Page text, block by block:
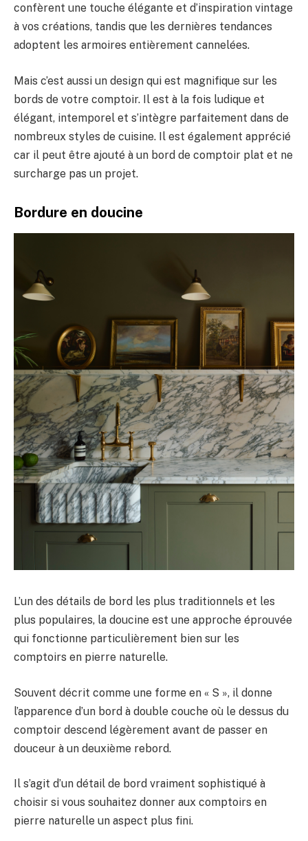
confèrent une touche élégante et d’inspiration vintage
à vos créations, tandis que les dernières tendances
adoptent les armoires entièrement cannelées.
Mais c’est aussi un design qui est magnifique sur les
bords de votre comptoir. Il est à la fois ludique et
élégant, intemporel et s’intègre parfaitement dans de
nombreux styles de cuisine. Il est également apprécié
car il peut être ajouté à un bord de comptoir plat et ne
surcharge pas un projet.
Bordure en doucine
L’un des détails de bord les plus traditionnels et les
plus populaires, la doucine est une approche éprouvée
qui fonctionne particulièrement bien sur les
comptoirs en pierre naturelle.
Souvent décrit comme une forme en « S », il donne
l’apparence d’un bord à double couche où le dessus du
comptoir descend légèrement avant de passer en
douceur à un deuxième rebord.
Il s’agit d’un détail de bord vraiment sophistiqué à
choisir si vous souhaitez donner aux comptoirs en
pierre naturelle un aspect plus fini.